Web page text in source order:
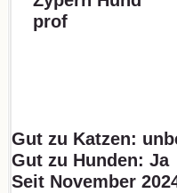
Gut zu Katzen:
Gut zu Hunden: Ja
Seit November